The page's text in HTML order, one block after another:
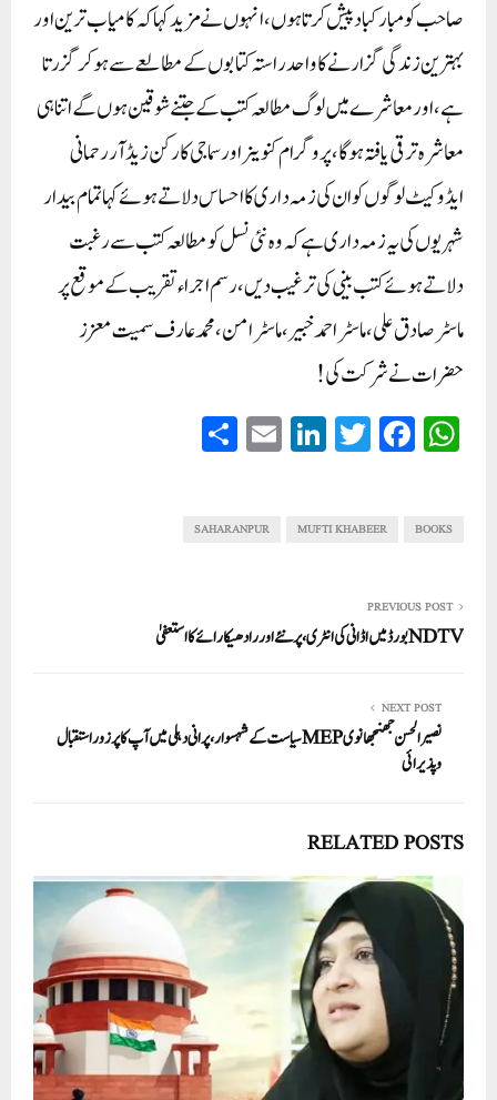
صاحب کو مبارکباد پیش کرتا ہوں،انہوں نے مزید کہا کہ کامیاب ترین اور
بہترین زندگی گزارنے کا واحد راستہ کتابوں کے مطالعے سے ہوکر گزرتا
ہے،اور معاشرے میں لوگ مطالعہ کتب کے جتنے شوقین ہوں گے اتنا ہی
معاشرہ ترقی یافتہ ہوگا،پروگرام کنوینر اور سماجی کارکن زیڈ آر رحمانی
ایڈوکیٹ لوگوں کو ان کی زمہ داری کا احساس دلاتے ہوئے کہا تمام بیدار
شہریوں کی یہ زمہ داری ہے کہ وہ نئی نسل کو مطالعہ کتب سے رغبت
دلاتے ہوئے کتب بینی کی ترغیب دیں،رسم اجراء تقریب کے موقع پر
ماسٹر صادق علی، ماسٹر احمدخبیر،ماسٹر امن،محمد عارف سمیت معزز
حضرات نے شرکت کی!
W
ha
A
Fa
ce
ok
T
wi
r
Li
nk
In
E
m
BOOKS
MUFTI KHABEER
SAHARANPUR
PREVIOUS POST
NDTVبورڈ میں اڈانی کی انٹری، پرنئے اور رادھیکا رائے کا استعفیٰ
NEXT POST
نصیر الحسن جھنجھانوی MEPسیاست کے شہسوار، پرانی دہلی میں آپ کا پرزور استقبال
وپذیرائی
RELATED POSTS